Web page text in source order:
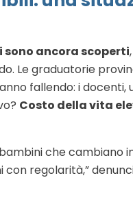
sono ancora scoperti
Le graduatorie
fallendo: i docenti,
Costo della vita
che cambiano
regolarità,”